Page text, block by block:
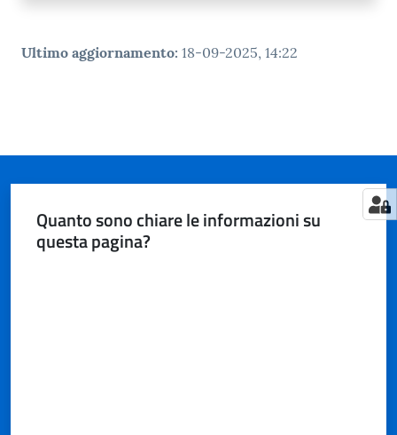
Ultimo aggiornamento: 18-09-2025, 14:22
Quanto sono chiare le informazioni su
questa pagina?